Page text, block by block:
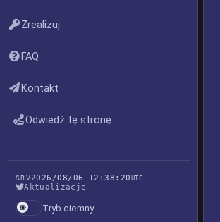
Zrealizuj
FAQ
Kontakt
Odwiedź tę stronę
SRV2026/08/06 12:38:20UTC
Aktualizacje
Tryb ciemny